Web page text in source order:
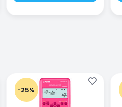
-25%